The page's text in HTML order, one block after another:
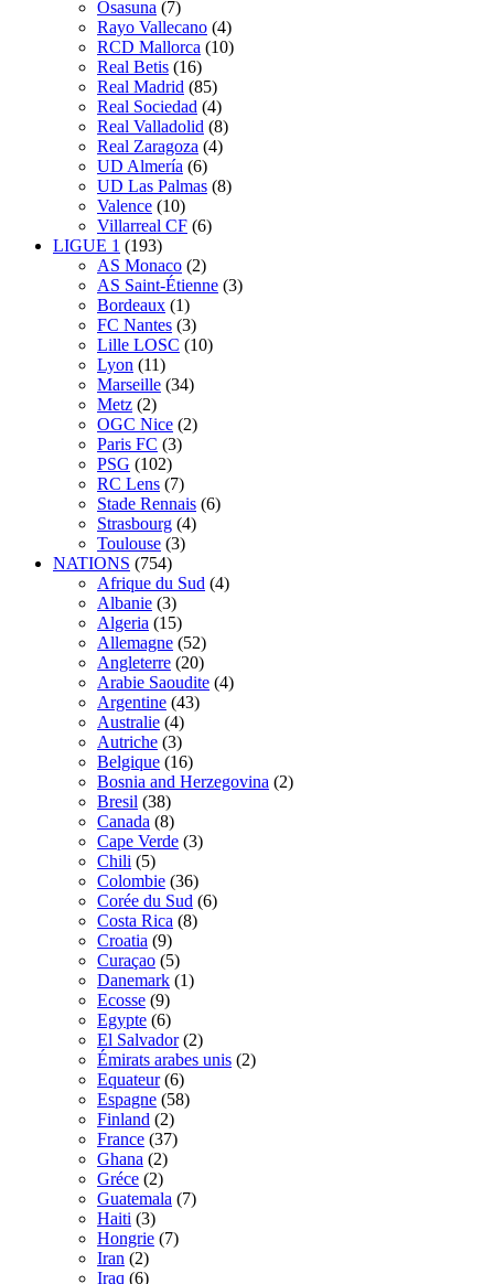
Osasuna (7)
Rayo Vallecano (4)
RCD Mallorca (10)
Real Betis (16)
Real Madrid (85)
Real Sociedad (4)
Real Valladolid (8)
Real Zaragoza (4)
UD Almería (6)
UD Las Palmas (8)
Valence (10)
Villarreal CF (6)
LIGUE 1 (193)
AS Monaco (2)
AS Saint-Étienne (3)
Bordeaux (1)
FC Nantes (3)
Lille LOSC (10)
Lyon (11)
Marseille (34)
Metz (2)
OGC Nice (2)
Paris FC (3)
PSG (102)
RC Lens (7)
Stade Rennais (6)
Strasbourg (4)
Toulouse (3)
NATIONS (754)
Afrique du Sud (4)
Albanie (3)
Algeria (15)
Allemagne (52)
Angleterre (20)
Arabie Saoudite (4)
Argentine (43)
Australie (4)
Autriche (3)
Belgique (16)
Bosnia and Herzegovina (2)
Bresil (38)
Canada (8)
Cape Verde (3)
Chili (5)
Colombie (36)
Corée du Sud (6)
Costa Rica (8)
Croatia (9)
Curaçao (5)
Danemark (1)
Ecosse (9)
Egypte (6)
El Salvador (2)
Émirats arabes unis (2)
Equateur (6)
Espagne (58)
Finland (2)
France (37)
Ghana (2)
Gréce (2)
Guatemala (7)
Haiti (3)
Hongrie (7)
Iran (2)
Iraq (6)